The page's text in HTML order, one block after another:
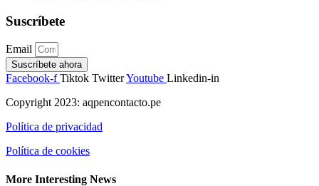
Suscríbete
Email
Suscríbete ahora
Facebook-f Tiktok TwitterYoutube Linkedin-in
Copyright 2023: aqpencontacto.pe
Política de privacidad
Política de cookies
More Interesting News